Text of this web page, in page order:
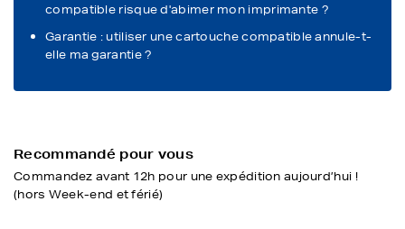
compatible risque d'abimer mon imprimante ?
Garantie : utiliser une cartouche compatible annule-t-
elle ma garantie ?
Recommandé pour vous
Commandez avant 12h pour une expédition aujourd’hui !
(hors Week-end et férié)